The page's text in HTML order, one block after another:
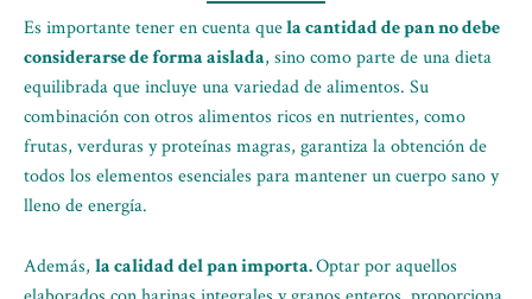
Es importante tener en cuenta quela cantidad de pan no debe
considerarse de forma aislada, sino como parte de una dieta
equilibrada que incluye una variedad de alimentos. Su
combinación con otros alimentos ricos en nutrientes, como
frutas, verduras y proteínas magras, garantiza la obtención de
todos los elementos esenciales para mantener un cuerpo sano y
lleno de energía.
Además, la calidad del pan importa.Optar por aquellos